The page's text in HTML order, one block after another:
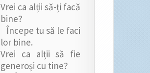
Vrei ca alții să-ți facă
bine?
Începe tu să le faci
lor bine.
Vrei ca alții să fie
generoși cu tine?